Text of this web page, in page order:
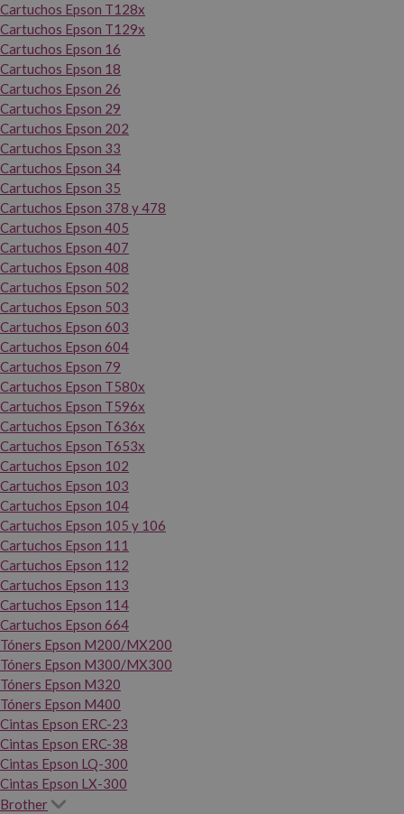
Cartuchos Epson T128x
Cartuchos Epson T129x
Cartuchos Epson 16
Cartuchos Epson 18
Cartuchos Epson 26
Cartuchos Epson 29
Cartuchos Epson 202
Cartuchos Epson 33
Cartuchos Epson 34
Cartuchos Epson 35
Cartuchos Epson 378 y 478
Cartuchos Epson 405
Cartuchos Epson 407
Cartuchos Epson 408
Cartuchos Epson 502
Cartuchos Epson 503
Cartuchos Epson 603
Cartuchos Epson 604
Cartuchos Epson 79
Cartuchos Epson T580x
Cartuchos Epson T596x
Cartuchos Epson T636x
Cartuchos Epson T653x
Cartuchos Epson 102
Cartuchos Epson 103
Cartuchos Epson 104
Cartuchos Epson 105 y 106
Cartuchos Epson 111
Cartuchos Epson 112
Cartuchos Epson 113
Cartuchos Epson 114
Cartuchos Epson 664
Tóners Epson M200/MX200
Tóners Epson M300/MX300
Tóners Epson M320
Tóners Epson M400
Cintas Epson ERC-23
Cintas Epson ERC-38
Cintas Epson LQ-300
Cintas Epson LX-300
Brother